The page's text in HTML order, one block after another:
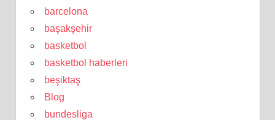
barcelona
başakşehir
basketbol
basketbol haberleri
beşiktaş
Blog
bundesliga